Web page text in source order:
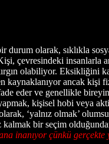
durum olarak, sıklıkla
çevresindeki insanlarla
olabiliyor. Eksikliğini
kaynaklanıyor ancak kişi
eder ve genellikle
kişisel hobi veya
‘yalnız olmak’
bir seçim
inanıyor çünkü gerçekte